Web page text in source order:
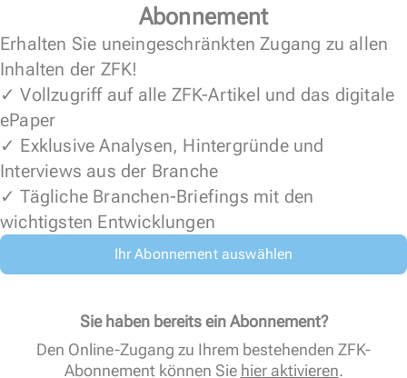
Abonnement
Erhalten Sie uneingeschränkten Zugang zu allen
Inhalten der ZFK!
✓ Vollzugriff auf alle ZFK-Artikel und das digitale
ePaper
✓ Exklusive Analysen, Hintergründe und
Interviews aus der Branche
✓ Tägliche Branchen-Briefings mit den
wichtigsten Entwicklungen
Ihr Abonnement auswählen
Sie haben bereits ein Abonnement?
Den Online-Zugang zu Ihrem bestehenden ZFK-
Abonnement können Sie hier aktivieren.